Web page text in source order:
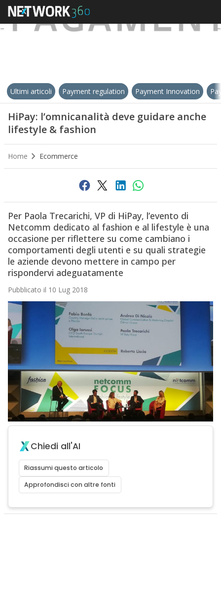
Ultimi articoli Payment regulation Payment Innovation
HiPay: l’omnicanalità deve guidare anche
lifestyle & fashion
Home Ecommerce
Per Paola Trecarichi, VP di HiPay, l’evento di
Netcomm dedicato al fashion e al lifestyle è una
occasione per riflettere su come cambiano i
comportamenti degli utenti e su quali strategie
le aziende devono mettere in campo per
rispondervi adeguatamente
Pubblicato il 10 Lug 2018
Chiedi all'AI
Riassumi questo articolo
Approfondisci con altre fonti